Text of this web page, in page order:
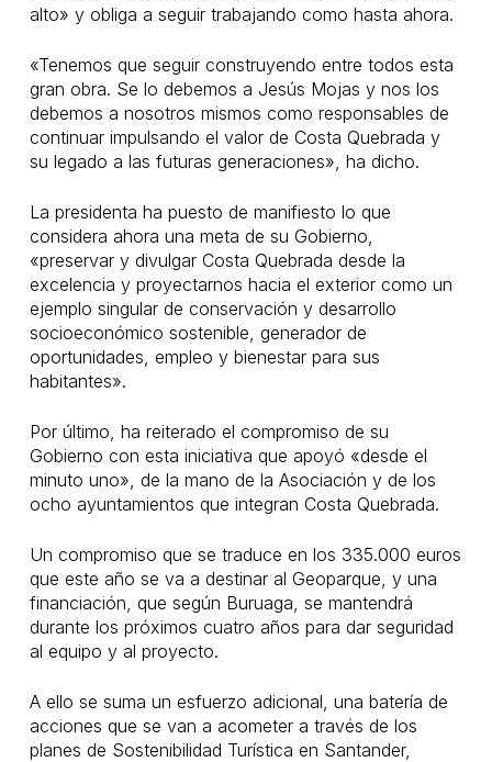
alto» y obliga a seguir trabajando como hasta ahora.
«Tenemos que seguir construyendo entre todos esta
gran obra. Se lo debemos a Jesús Mojas y nos los
debemos a nosotros mismos como responsables de
continuar impulsando el valor de Costa Quebrada y
su legado a las futuras generaciones», ha dicho.
La presidenta ha puesto de manifiesto lo que
considera ahora una meta de su Gobierno,
«preservar y divulgar Costa Quebrada desde la
excelencia y proyectarnos hacia el exterior como un
ejemplo singular de conservación y desarrollo
socioeconómico sostenible, generador de
oportunidades, empleo y bienestar para sus
habitantes».
Por último, ha reiterado el compromiso de su
Gobierno con esta iniciativa que apoyó «desde el
minuto uno», de la mano de la Asociación y de los
ocho ayuntamientos que integran Costa Quebrada.
Un compromiso que se traduce en los 335.000 euros
que este año se va a destinar al Geoparque, y una
financiación, que según Buruaga, se mantendrá
durante los próximos cuatro años para dar seguridad
al equipo y al proyecto.
A ello se suma un esfuerzo adicional, una batería de
acciones que se van a acometer a través de los
planes de Sostenibilidad Turística en Santander,